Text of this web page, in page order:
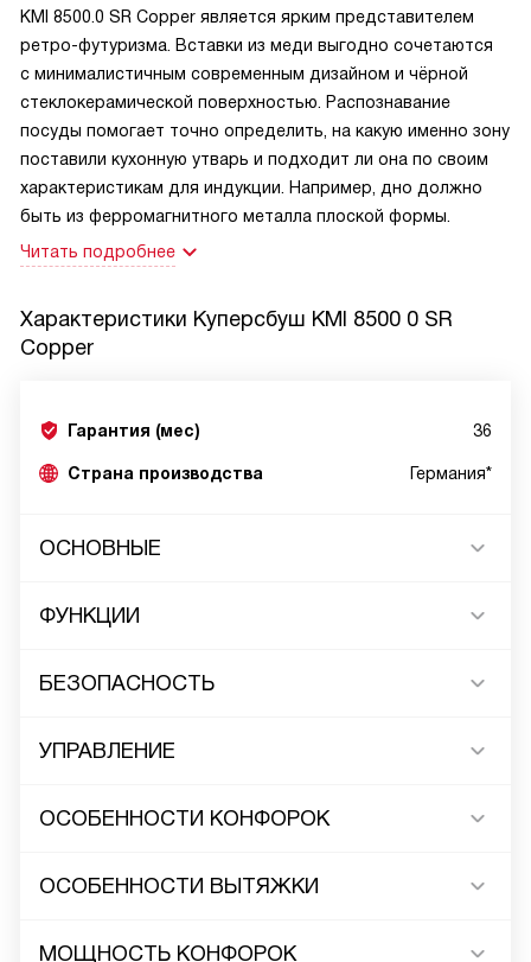
KMI 8500.0 SR Copper является ярким представителем
ретро-футуризма. Вставки из меди выгодно сочетаются
с минималистичным современным дизайном и чёрной
стеклокерамической поверхностью. Распознавание
посуды помогает точно определить, на какую именно зону
поставили кухонную утварь и подходит ли она по своим
характеристикам для индукции. Например, дно должно
быть из ферромагнитного металла плоской формы.
Читать подробнее
Характеристики Куперсбуш KMI 8500 0 SR
Copper
Гарантия (мес) 36
Страна производства Германия*
ОСНОВНЫЕ
ФУНКЦИИ
БЕЗОПАСНОСТЬ
УПРАВЛЕНИЕ
ОСОБЕННОСТИ КОНФОРОК
ОСОБЕННОСТИ ВЫТЯЖКИ
МОЩНОСТЬ КОНФОРОК